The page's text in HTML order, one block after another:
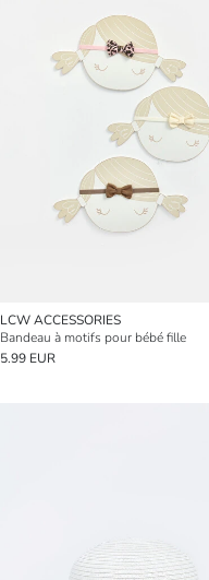
LCW ACCESSORIES
Bandeau à motifs pour bébé fille
5.99 EUR